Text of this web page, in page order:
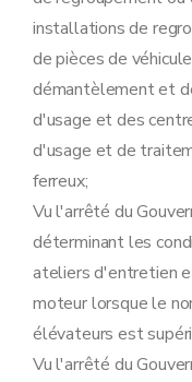
installations de
de pièces de
démantèlement et
d'usage et des
d'usage et de
ferreux;
Vu l'arrêté du
déterminant les
ateliers d'entretien
moteur lorsque le
élévateurs est
Vu l'arrêté du